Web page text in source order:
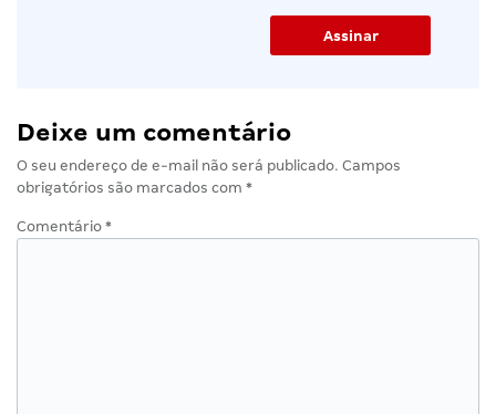
Deixe um comentário
O seu endereço de e-mail não será publicado. Campos
obrigatórios são marcados com *
Comentário *